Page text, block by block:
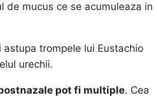
de mucus ce se acumuleaza in
astupa trompele lui Eustachio
urechii.
pot fi multiple. Cea